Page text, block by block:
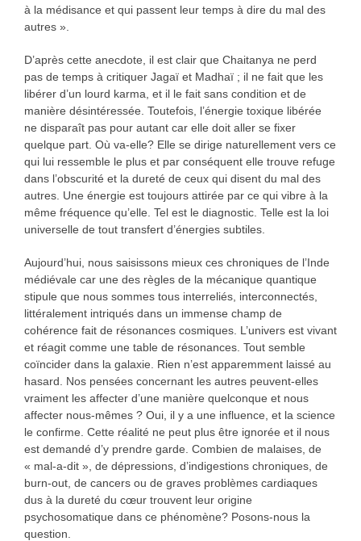
à la médisance et qui passent leur temps à dire du mal des
autres ».
D’après cette anecdote, il est clair que Chaitanya ne perd
pas de temps à critiquer Jagaï et Madhaï ; il ne fait que les
libérer d’un lourd karma, et il le fait sans condition et de
manière désintéressée. Toutefois, l’énergie toxique libérée
ne disparaît pas pour autant car elle doit aller se fixer
quelque part. Où va-elle? Elle se dirige naturellement vers ce
qui lui ressemble le plus et par conséquent elle trouve refuge
dans l’obscurité et la dureté de ceux qui disent du mal des
autres. Une énergie est toujours attirée par ce qui vibre à la
même fréquence qu’elle. Tel est le diagnostic. Telle est la loi
universelle de tout transfert d’énergies subtiles.
Aujourd’hui, nous saisissons mieux ces chroniques de l’Inde
médiévale car une des règles de la mécanique quantique
stipule que nous sommes tous interreliés, interconnectés,
littéralement intriqués dans un immense champ de
cohérence fait de résonances cosmiques. L’univers est vivant
et réagit comme une table de résonances. Tout semble
coïncider dans la galaxie. Rien n’est apparemment laissé au
hasard. Nos pensées concernant les autres peuvent-elles
vraiment les affecter d’une manière quelconque et nous
affecter nous-mêmes ? Oui, il y a une influence, et la science
le confirme. Cette réalité ne peut plus être ignorée et il nous
est demandé d’y prendre garde. Combien de malaises, de
« mal-a-dit », de dépressions, d’indigestions chroniques, de
burn-out, de cancers ou de graves problèmes cardiaques
dus à la dureté du cœur trouvent leur origine
psychosomatique dans ce phénomène? Posons-nous la
question.